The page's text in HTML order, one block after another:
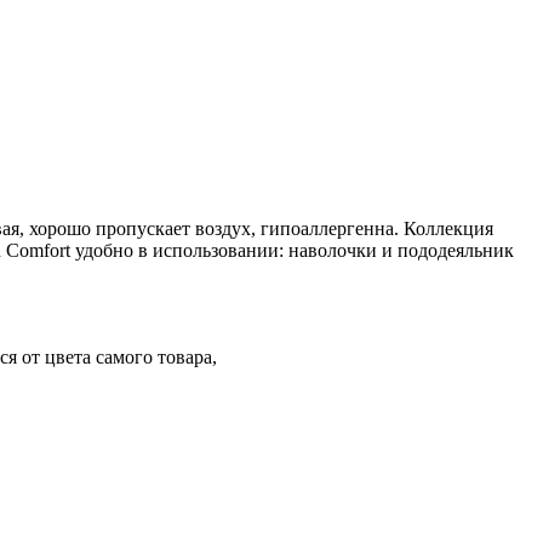
хорошо пропускает воздух, гипоаллергенна. Коллекция
удобно в использовании: наволочки и пододеяльник
от цвета самого товара,